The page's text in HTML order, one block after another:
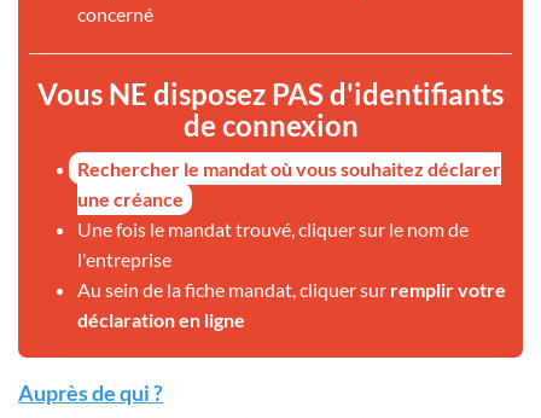
concerné
Vous NE disposez PAS d'identifiants
de connexion
Rechercher le mandat où vous souhaitez déclarer
une créance
Une fois le mandat trouvé, cliquer sur le nom de
l'entreprise
Au sein de la fiche mandat, cliquer sur remplir votre
déclaration en ligne
Auprès de qui ?